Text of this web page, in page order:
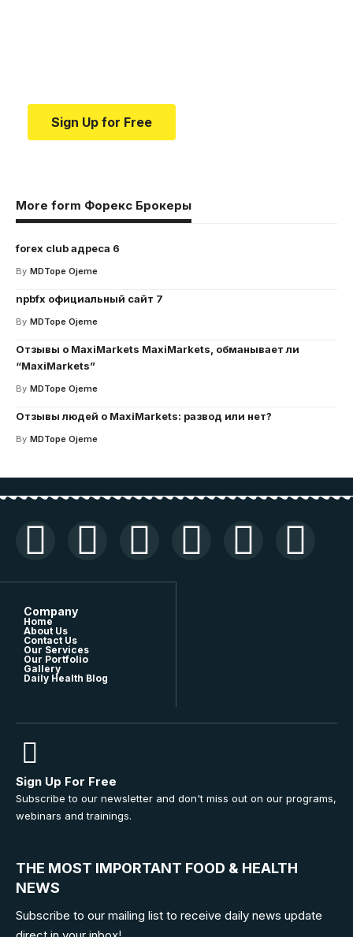
Sign Up for Free
More form Форекс Брокеры
forex club адреса 6
By MDTope Ojeme
npbfx официальный сайт 7
By MDTope Ojeme
Отзывы о MaxiMarkets MaxiMarkets, обманывает ли
“MaxiMarkets”
By MDTope Ojeme
Отзывы людей о MaxiMarkets: развод или нет?
By MDTope Ojeme
Company
Home
About Us
Contact Us
Our Services
Our Portfolio
Gallery
Daily Health Blog
Sign Up For Free
Subscribe to our newsletter and don't miss out on our programs,
webinars and trainings.
THE MOST IMPORTANT FOOD & HEALTH
NEWS
Subscribe to our mailing list to receive daily news update